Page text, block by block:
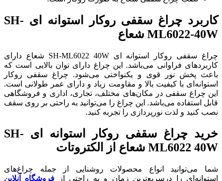
کاربرد چراغ سقفی روکار استوانه ای SH-
ML6022-40W شعاع
چراغ سقفی روکار استوانه ای SH-ML6022 40W شعاع دارای
کاربردهای فراوانی می‌باشد. این چراغ دارای توان بالایی است که
باعث پخش نور قوی و یکنواختی می‌شود. چراغ سقفی روکار
استوانه‌ای با کیفیت بالا و مقاومت زیاد و دارای عمر طولانی است.
این چراغ سقفی در مکان‌های مختلف، تجاری، اداری و فروشگاهی
قابل استفاده می‌باشد. این چراغ را می‌توانید به راحتی بر روی سقف
نصب کنید و لذت نورپردازی را تجربه کنید.
خرید چراغ سقفی روکار استوانه ای SH-
ML6022 40W شعاع از الکتروتات
شما می‌توانید انواع محصولات روشنایی از جمله چراغ‌های
استوانه‌ای را درسریع‌ترین زمان و به راحتی از فروشگاه آنلاین